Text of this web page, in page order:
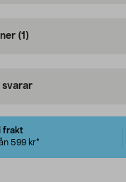
(1)
svarar
frakt
599 kr*